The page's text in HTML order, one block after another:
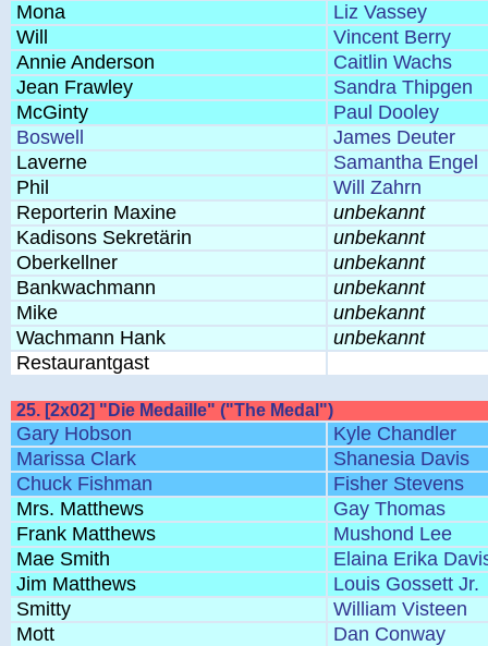
Mona
Liz Vassey
Will
Vincent Berry
Annie Anderson
Caitlin Wachs
Jean Frawley
Sandra Thipgen
McGinty
Paul Dooley
Boswell
James Deuter
Laverne
Samantha Engel
Phil
Will Zahrn
Reporterin Maxine
unbekannt
Kadisons Sekretärin
unbekannt
Oberkellner
unbekannt
Bankwachmann
unbekannt
Mike
unbekannt
Wachmann Hank
unbekannt
Restaurantgast
25. [2x02] "Die Medaille" ("The Medal")
Gary Hobson
Kyle Chandler
Marissa Clark
Shanesia Davis
Chuck Fishman
Fisher Stevens
Mrs. Matthews
Gay Thomas
Frank Matthews
Mushond Lee
Mae Smith
Elaina Erika
Jim Matthews
Louis Gossett Jr.
Smitty
William Visteen
Mott
Dan Conway